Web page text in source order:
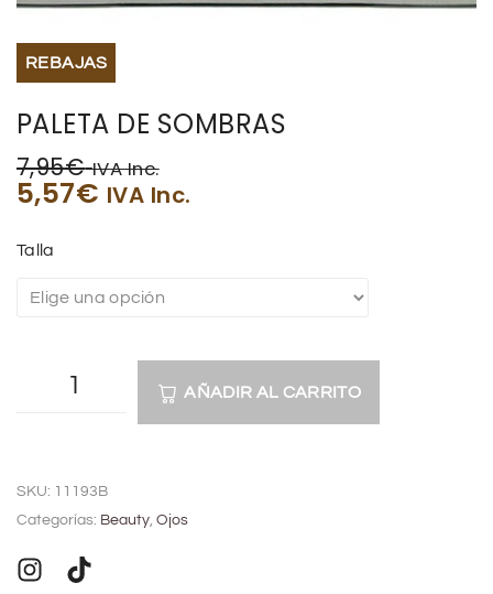
REBAJAS
PALETA DE SOMBRAS
7,95€ IVA Inc.
5,57€ IVA Inc.
Talla
AÑADIR AL CARRITO
t
r
SKU: 11193B
Categorías: Beauty, Ojos